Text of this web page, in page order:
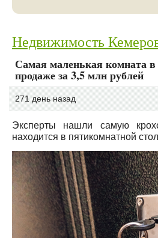
Недвижимость
Самая маленькая комната
продаже за 3,5 млн рублей
271 день назад
Эксперты нашли самую
находится в пятикомнатной